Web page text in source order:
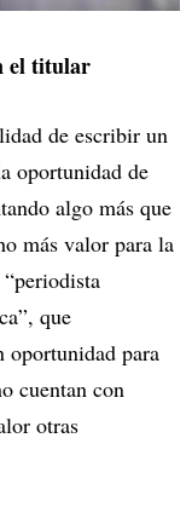
el titular
de escribir un
oportunidad de
algo más que
más valor para la
que
oportunidad para
cuentan con
otras